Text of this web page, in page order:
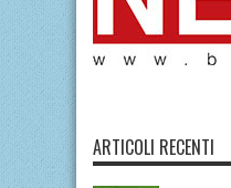
ARTICOLI RECENTI